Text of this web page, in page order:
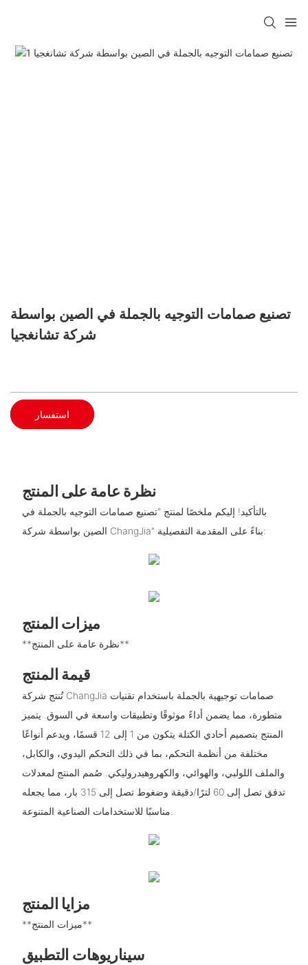
تصنيع صمامات التوجيه بالجملة في الصين بواسطة
شركة تشانغجيا
استفسار
نظرة عامة على المنتج
بالتأكيد! إليكم ملخصًا لمنتج "تصنيع صمامات التوجيه بالجملة في
الصين بواسطة شركة ChangJia" بناءً على المقدمة التفصيلية:
ميزات المنتج
**نظرة عامة على المنتج**
قيمة المنتج
تُنتج شركة ChangJia صمامات توجيهية بالجملة باستخدام تقنيات
متطورة، مما يضمن أداءً موثوقًا وتطبيقات واسعة في السوق. يتميز
المنتج بتصميم أحادي الكتلة يتكون من 1 إلى 12 قسمًا، ويدعم أنواعًا
مختلفة من أنظمة التحكم، بما في ذلك التحكم اليدوي، والكابل،
والملف اللولبي، والهوائي، والكهروهيدروليكي. صُمم المنتج لمعدلات
تدفق تصل إلى 60 لترًا/دقيقة وضغوط تصل إلى 315 بار، مما يجعله
مزايا المنتج
**ميزات المنتج**
سيناريوهات التطبيق